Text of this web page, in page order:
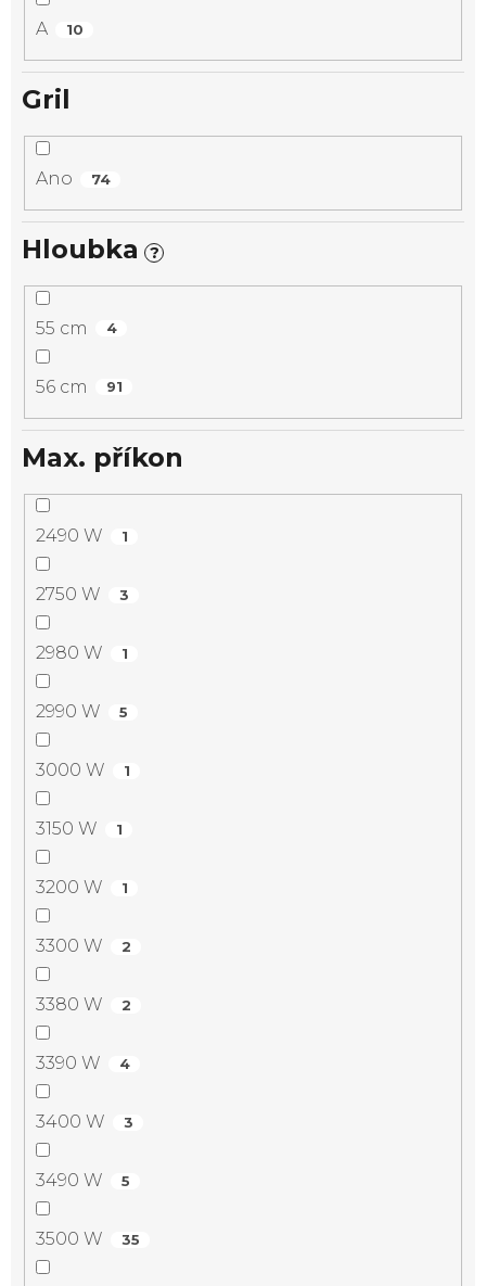
A 10
Gril
Ano 74
Hloubka ?
55 cm 4
56 cm 91
Max. příkon
2490 W 1
2750 W 3
2980 W 1
2990 W 5
3000 W 1
3150 W 1
3200 W 1
3300 W 2
3380 W 2
3390 W 4
3400 W 3
3490 W 5
3500 W 35